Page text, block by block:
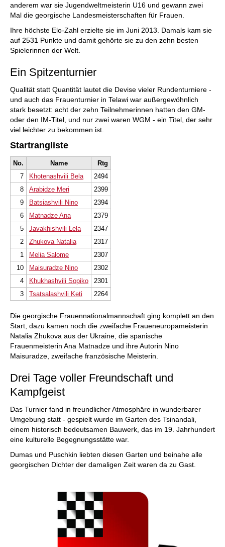
anderem war sie Jugendweltmeisterin U16 und gewann zwei
Mal die georgische Landesmeisterschaften für Frauen.
Ihre höchste Elo-Zahl erzielte sie im Juni 2013. Damals kam sie
auf 2531 Punkte und damit gehörte sie zu den zehn besten
Spielerinnen der Welt.
Ein Spitzenturnier
Qualität statt Quantität lautet die Devise vieler Rundenturniere -
und auch das Frauenturnier in Telawi war außergewöhnlich
stark besetzt: acht der zehn Teilnehmerinnen hatten den GM-
oder den IM-Titel, und nur zwei waren WGM - ein Titel, der sehr
viel leichter zu bekommen ist.
Startrangliste
No. Name
Rtg
7
Khotenashvili Bela
2494
8
Arabidze Meri
2399
9
Batsiashvili Nino
2394
6
Matnadze Ana
2379
5
Javakhishvili Lela
2347
2
Zhukova Natalia
2317
1
Melia Salome
2307
10
Maisuradze Nino
2302
4
Khukhashvili Sopiko
2301
3
Tsatsalashvili Keti 2264
Die georgische Frauennationalmannschaft ging komplett an den
Start, dazu kamen noch die zweifache Fraueneuropameisterin
Natalia Zhukova aus der Ukraine, die spanische
Frauenmeisterin Ana Matnadze und ihre Autorin Nino
Maisuradze, zweifache französische Meisterin.
Drei Tage voller Freundschaft und
Kampfgeist
Das Turnier fand in freundlicher Atmosphäre in wunderbarer
Umgebung statt - gespielt wurde im Garten des Tsinandali,
einem historisch bedeutsamen Bauwerk, das im 19. Jahrhundert
eine kulturelle Begegnungsstätte war.
Dumas und Puschkin liebten diesen Garten und beinahe alle
georgischen Dichter der damaligen Zeit waren da zu Gast.